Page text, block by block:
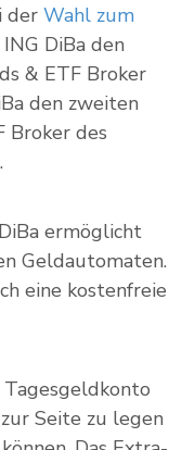
der Wahl zum
DiBa den
& ETF Broker
den zweiten
Broker des
ermöglicht
Geldautomaten.
eine kostenfreie
Seite zu legen